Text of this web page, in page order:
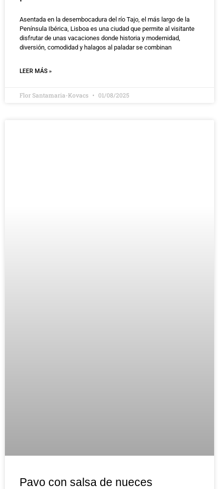
Asentada en la desembocadura del río Tajo, el más largo de la
Península Ibérica, Lisboa es una ciudad que permite al visitante
disfrutar de unas vacaciones donde historia y modernidad,
diversión, comodidad y halagos al paladar se combinan
LEER MÁS »
Flor Santamaria-Kovacs 01/08/2025
Pavo con salsa de nueces